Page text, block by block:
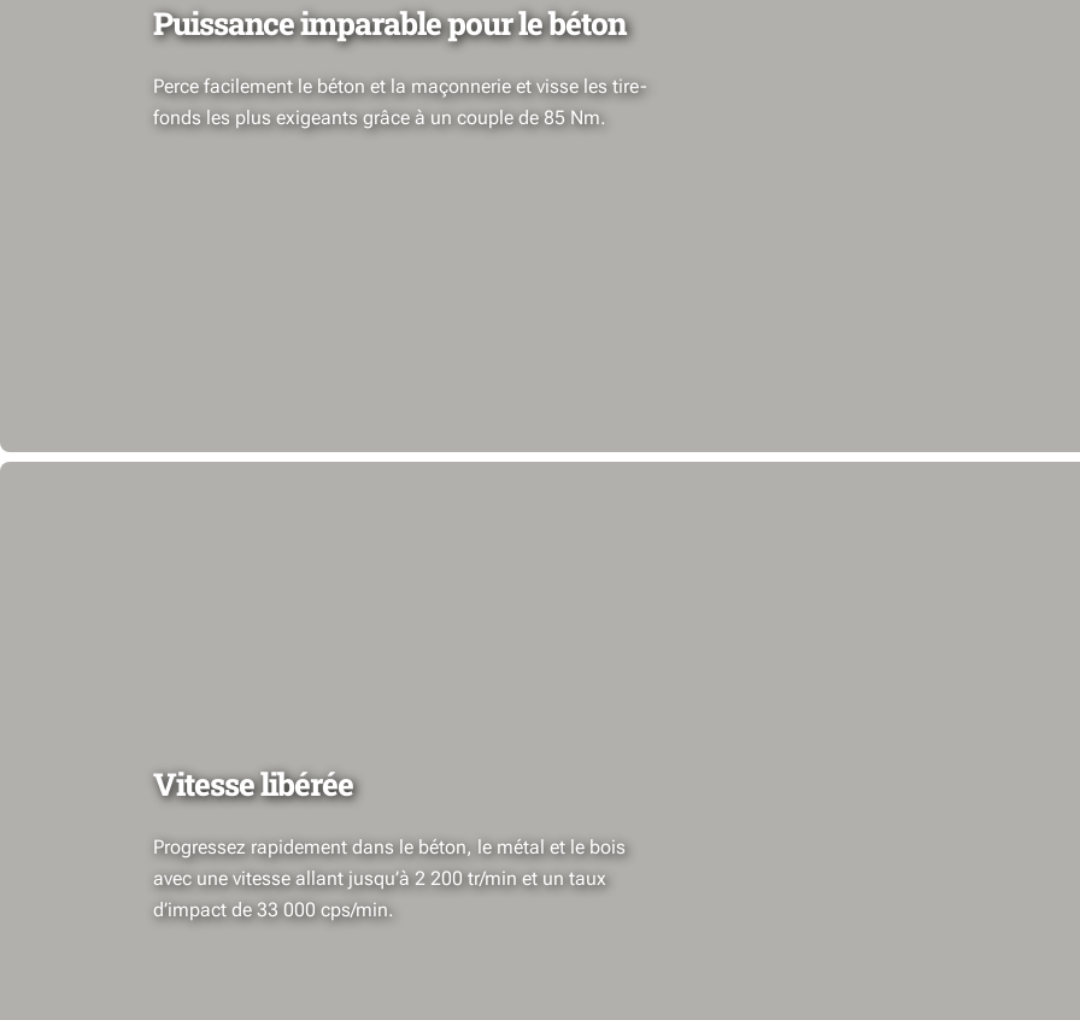
Puissance imparable pour le béton
Perce facilement le béton et la maçonnerie et visse les tire-
fonds les plus exigeants grâce à un couple de 85 Nm.
Vitesse libérée
Progressez rapidement dans le béton, le métal et le bois
avec une vitesse allant jusqu’à 2 200 tr/min et un taux
d’impact de 33 000 cps/min.